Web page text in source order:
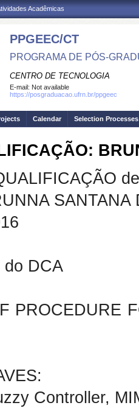
Acadêmicas
PPGEEC/CT
PROGRAMA DE PÓS-
CENTRO DE TECNOLOGIA
E-mail: Not available
https://posgraduacao.ufrn.br/ppgeec
Calendar Selection Processes
SANTANA
do DCA
PROCEDURE
Controller,